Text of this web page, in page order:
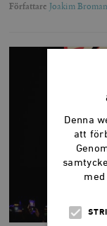
Författare Joakim Broman
Denna
att